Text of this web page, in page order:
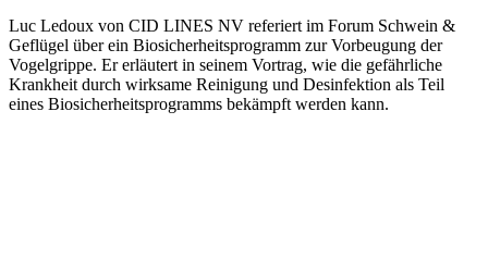
Luc Ledoux von CID LINES NV referiert im Forum Schwein &
Geflügel über ein Biosicherheitsprogramm zur Vorbeugung der
Vogelgrippe. Er erläutert in seinem Vortrag, wie die gefährliche
Krankheit durch wirksame Reinigung und Desinfektion als Teil
eines Biosicherheitsprogramms bekämpft werden kann.